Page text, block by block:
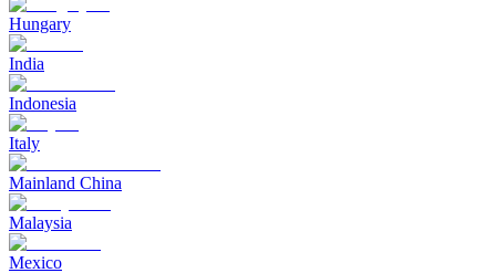
Hungary
India
Indonesia
Italy
Mainland China
Malaysia
Mexico